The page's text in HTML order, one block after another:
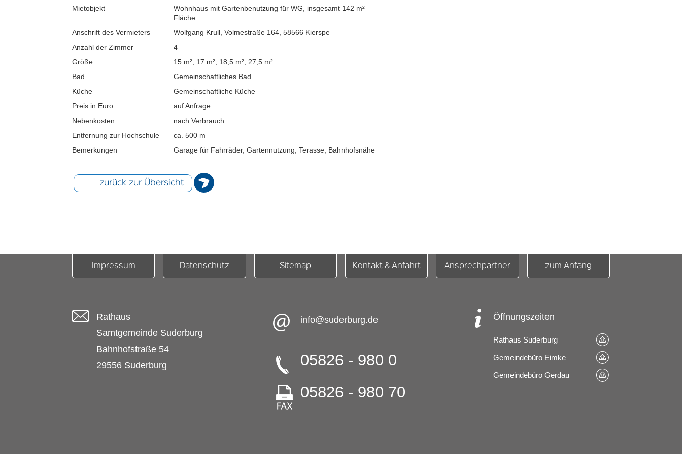
Mietobjekt
Wohnhaus mit Gartenbenutzung für WG, insgesamt 142 m²
Fläche
Anschrift des Vermieters
Wolfgang Krull, Volmestraße 164, 58566 Kierspe
Anzahl der Zimmer
4
Größe
15 m²; 17 m²; 18,5 m²; 27,5 m²
Bad
Gemeinschaftliches Bad
Küche
Gemeinschaftliche Küche
Preis in Euro
auf Anfrage
Nebenkosten
nach Verbrauch
Entfernung zur Hochschule
ca. 500 m
Bemerkungen
Garage für Fahrräder, Gartennutzung, Terasse, Bahnhofsnähe
zurück zur Übersicht
Impressum Datenschutz Sitemap Kontakt & Anfahrt Ansprechpartner zum Anfang
Rathaus
Samtgemeinde Suderburg
Bahnhofstraße 54
29556 Suderburg
info@suderburg.de
05826 - 980 0
05826 - 980 70
Öffnungszeiten
Rathaus Suderburg
Gemeindebüro Eimke
Gemeindebüro Gerdau